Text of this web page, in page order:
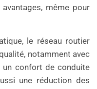
même pour
le réseau routier
notamment avec
un confort de conduite
une réduction des